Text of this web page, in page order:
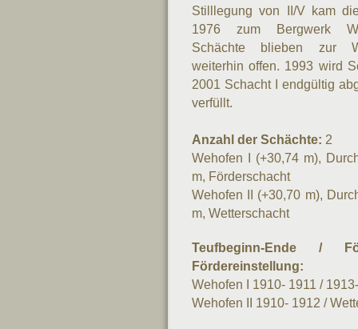
Stilllegung von II/V kam
1976 zum Bergwerk
Schächte blieben zur
weiterhin offen. 1993 wird
2001 Schacht I endgültig
verfüllt.
Anzahl der Schächte: 2
Wehofen I (+30,74 m),
m, Förderschacht
Wehofen II (+30,70 m),
m, Wetterschacht
Teufbeginn-Ende
/
Fördereinstellung:
Wehofen I 1910- 1911 /
Wehofen II 1910- 1912 /